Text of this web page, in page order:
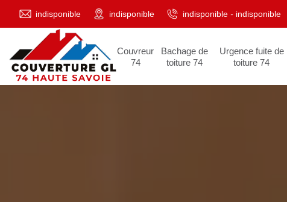
indisponible indisponible indisponible - indisponible
Couvreur
74
Bachage de
toiture 74
Urgence fuite de
toiture 74